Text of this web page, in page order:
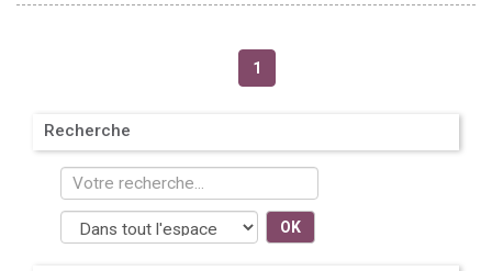
1
Recherche
OK